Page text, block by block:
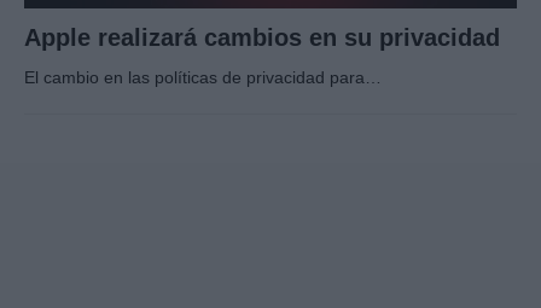
Apple realizará cambios en su privacidad
El cambio en las políticas de privacidad para…